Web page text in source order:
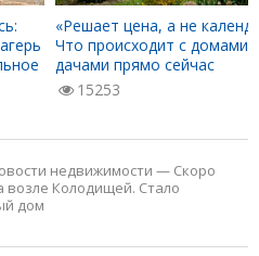
«Решает цена, а не
Что происходит с домами
дачами прямо сейчас
15253
недвижимости — Скоро
возле Колодищей. Стало
дом